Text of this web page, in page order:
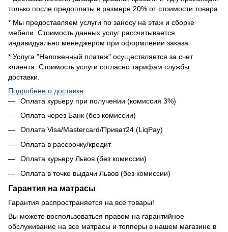
только после предоплаты в размере 20% от стоимости товара.
* Мы предоставляем услуги по заносу на этаж и сборке
мебели. Стоимость данных услуг рассчитывается
индивидуально менеджером при оформлении заказа.
* Услуга "Наложенный платеж" осуществляется за счет
клиента. Стоимость услуги согласно тарифам службы
доставки.
Подробнее о доставке
Оплата курьеру при получении (комиссия 3%)
Оплата через Банк (без комиссии)
Оплата Visa/Mastercard/Приват24 (LiqPay)
Оплата в рассрочку/кредит
Оплата курьеру Львов (без комиссии)
Оплата в точке выдачи Львов (без комиссии)
Гарантия на матрасы
Гарантия распространяется на все товары!
Вы можете воспользоваться правом на гарантийное
обслуживание на все матрасы и топперы в нашем магазине в